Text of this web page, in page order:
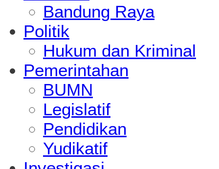
Bandung Raya
Politik
Hukum dan Kriminal
Pemerintahan
BUMN
Legislatif
Pendidikan
Yudikatif